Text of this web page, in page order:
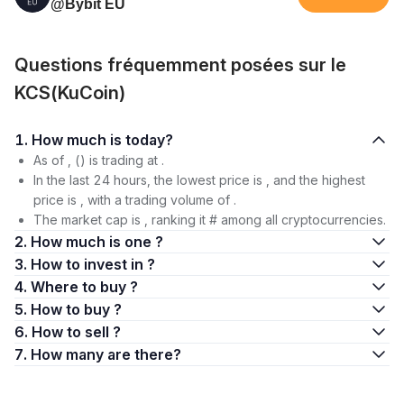
@Bybit EU
Questions fréquemment posées sur le
KCS(KuCoin)
1. How much is today?
As of , () is trading at .
In the last 24 hours, the lowest price is , and the highest
price is , with a trading volume of .
The market cap is , ranking it # among all cryptocurrencies.
2. How much is one ?
3. How to invest in ?
4. Where to buy ?
5. How to buy ?
6. How to sell ?
7. How many are there?